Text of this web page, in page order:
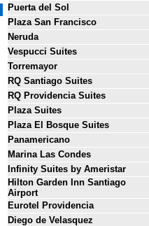
Puerta del Sol
Plaza San Francisco
Neruda
Vespucci Suites
Torremayor
RQ Santiago Suites
RQ Providencia Suites
Plaza Suites
Plaza El Bosque Suites
Panamericano
Marina Las Condes
Infinity Suites by Ameristar
Hilton Garden Inn Santiago
Airport
Eurotel Providencia
Diego de Velasquez